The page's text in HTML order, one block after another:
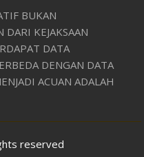
BUKAN
KEJAKSAAN
DATA
DENGAN DATA
ACUAN ADALAH
reserved